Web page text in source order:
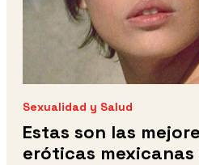
Sexualidad y Salud
Estas son las
eróticas mexicanas